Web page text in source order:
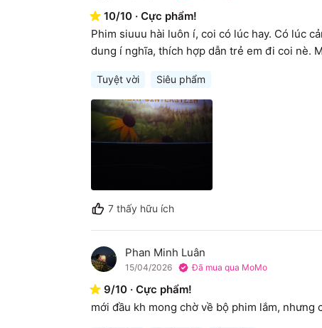
10/10 · Cực phẩm!
Phim siuuu hài luôn í, coi có lúc hay. Có lúc
dung í nghĩa, thích hợp dẫn trẻ em đi coi nè.
Tuyệt vời Siêu phẩm
7 thấy hữu ích
P Phan Minh Luân
15/04/2026 Đã mua qua MoMo
9/10 · Cực phẩm!
mới đầu kh mong chờ về bộ phim lắm,